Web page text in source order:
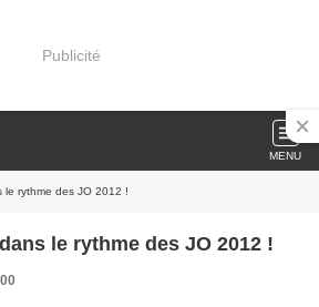
Publicité
MENU
le rythme des JO 2012 !
le rythme des JO 2012 !